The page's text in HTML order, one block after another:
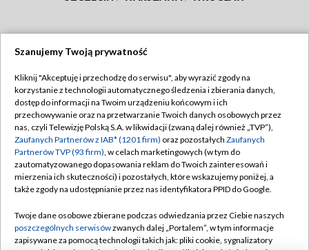
TVP
Abonament TVP
Emisja w TVP
Centrum informacji TVP
Naziemna Telewizja Cyfrowa
Rada Programowa
Regulamin TVP
Polityka prywatności
Moje zgody
Pomoc
Kontakt
Szanujemy Twoją prywatność
Kliknij "Akceptuję i przechodzę do serwisu", aby wyrazić zgody na
korzystanie z technologii automatycznego śledzenia i zbierania danych,
dostęp do informacji na Twoim urządzeniu końcowym i ich
przechowywanie oraz na przetwarzanie Twoich danych osobowych przez
nas, czyli Telewizję Polską S.A. w likwidacji (zwaną dalej również „TVP”),
Zaufanych Partnerów z IAB* (1201 firm) oraz pozostałych Zaufanych
Partnerów TVP (93 firm), w celach marketingowych (w tym do
zautomatyzowanego dopasowania reklam do Twoich zainteresowań i
mierzenia ich skuteczności) i pozostałych, które wskazujemy poniżej, a
także zgody na udostępnianie przez nas identyfikatora PPID do Google.
Twoje dane osobowe zbierane podczas odwiedzania przez Ciebie naszych
poszczególnych serwisówzwanych dalej „Portalem”, w tym informacje
zapisywane za pomocą technologii takich jak: pliki cookie, sygnalizatory